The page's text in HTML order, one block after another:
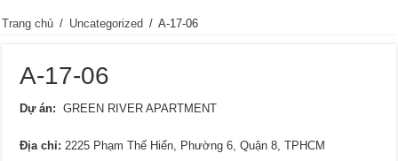
Trang chủ / Uncategorized / A-17-06
A-17-06
Dự án: GREEN RIVER APARTMENT
Địa chỉ: 2225 Phạm Thế Hiển, Phường 6, Quận 8, TPHCM